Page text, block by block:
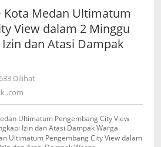
DPRD
Kota
Medan
Ultimatum
2
Minggu
untuk
Lengkapi
Kota Medan Ultimatum
View dalam 2 Minggu
dan Atasi Dampak
633 Dilihat
.com
Ultimatum Pengembang City View dalam